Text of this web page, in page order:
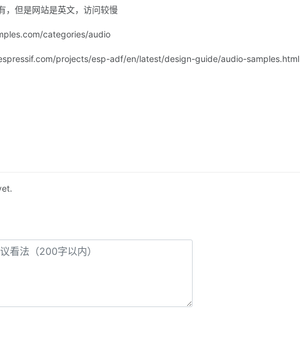
，但是网站是英文，访问较慢
categories/audio
projects/esp-adf/en/latest/design-guide/audio-samples.html